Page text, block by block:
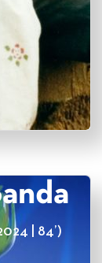
| 84’)